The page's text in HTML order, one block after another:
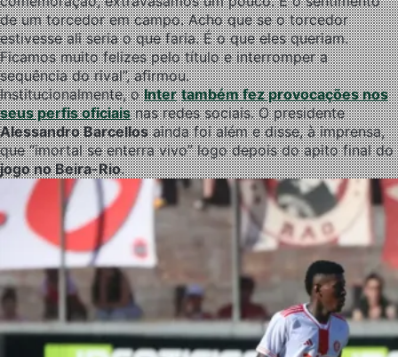
de um torcedor em campo. Acho que se o torcedor
estivesse ali seria o que faria. É o que eles queriam.
Ficamos muito felizes pelo título e interromper a
sequência do rival”, afirmou.
Institucionalmente, oInter também fez provocações nos
seus perfis oficiaisnas redes sociais. O presidente
Alessandro Barcellosainda foi além e disse, à imprensa,
que “imortal se enterra vivo” logo depois do apito final do
jogo no Beira-Rio.